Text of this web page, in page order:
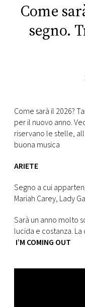
Come
segno.
Come sarà il 2026?
per il nuovo anno.
riservano le stelle,
buona musica
ARIETE
Segno a cui
Mariah Carey, Lady
Sarà un anno molto
lucida e costanza.
I’M COMING OUT